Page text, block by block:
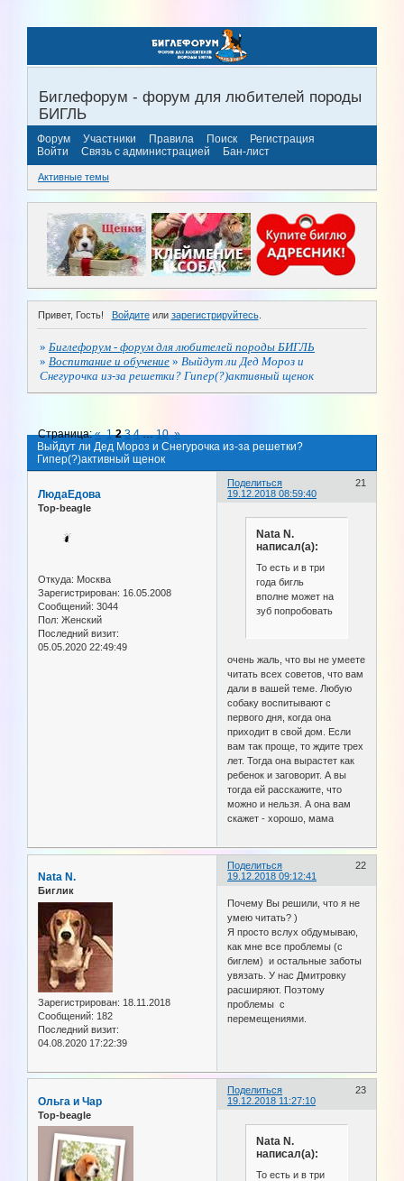
Биглефорум - форум для любителей породы
БИГЛЬ
Форум Участники Правила Поиск
Регистрация
Войти
Связь с администрацией Бан-лист
Активные темы
Привет, Гость! Войдитеили зарегистрируйтесь.
» Биглефорум - форум для любителей породы БИГЛЬ
» Воспитание и обучение » Выйдут ли Дед Мороз и
Снегурочка из-за решетки? Гипер(?)активный щенок
Выйдут ли Дед Мороз и Снегурочка из-за решетки?
Гипер(?)активный щенок
Страница:« 1 2 3 4 … 10 »
Поделиться
21
19.12.2018 08:59:40
ЛюдаЕдова
Top-beagle
Откуда: Москва
Зарегистрирован: 16.05.2008
Сообщений: 3044
Пол: Женский
Последний визит:
05.05.2020 22:49:49
Nata N.
написал(а):
То есть и в три
года бигль
вполне может на
зуб попробовать
очень жаль, что вы не умеете
читать всех советов, что вам
дали в вашей теме. Любую
собаку воспитывают с
первого дня, когда она
приходит в свой дом. Если
вам так проще, то ждите трех
лет. Тогда она вырастет как
ребенок и заговорит. А вы
тогда ей расскажите, что
можно и нельзя. А она вам
скажет - хорошо, мама
Поделиться
22
19.12.2018 09:12:41
Nata N.
Биглик
Зарегистрирован: 18.11.2018
Сообщений: 182
Последний визит:
04.08.2020 17:22:39
Почему Вы решили, что я не
умею читать? )
Я просто вслух обдумываю,
как мне все проблемы (с
биглем) и остальные заботы
увязать. У нас Дмитровку
расширяют. Поэтому
проблемы с
перемещениями.
Поделиться
23
19.12.2018 11:27:10
Ольга и Чар
Top-beagle
Nata N.
написал(а):
То есть и в три